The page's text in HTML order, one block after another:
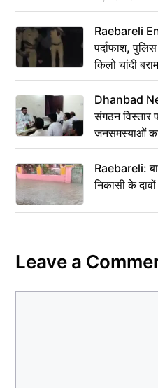
Raebareli
पर्दाफाश,
किलो चांदी
Dhanbad
संगठन विस्तार
जनसमस्याओं
Raebareli:
निकासी के
Leave a